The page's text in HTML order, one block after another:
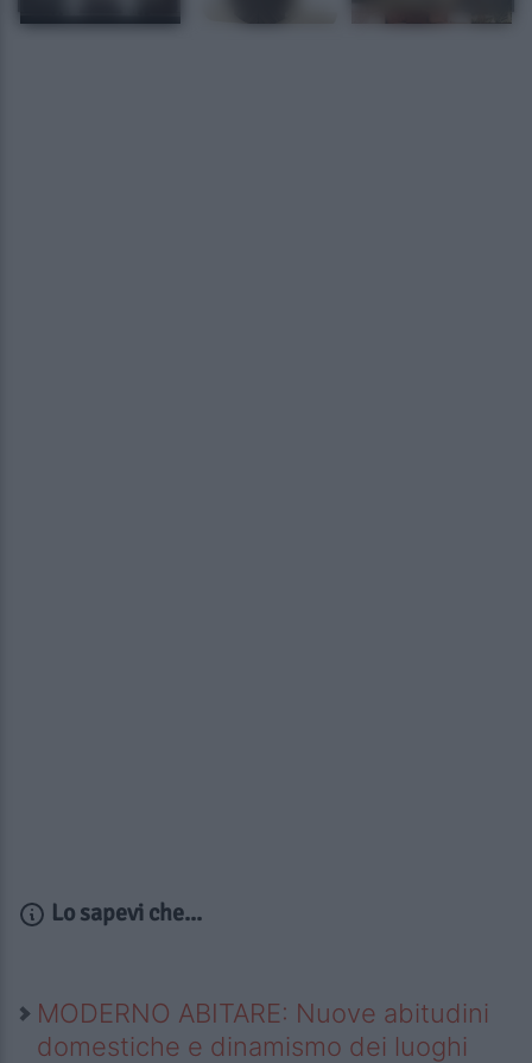
Lo sapevi che...
MODERNO ABITARE: Nuove abitudini
domestiche e dinamismo dei luoghi